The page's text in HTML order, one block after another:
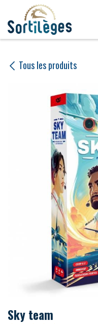
Se rendre au contenu
Tous les produits
Sky team